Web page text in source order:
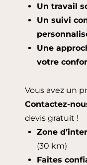
Un travail
Un suivi
Une
votre
Vous avez un
Contactez-
devis gratuit !
Zone
(30 km)
Faites